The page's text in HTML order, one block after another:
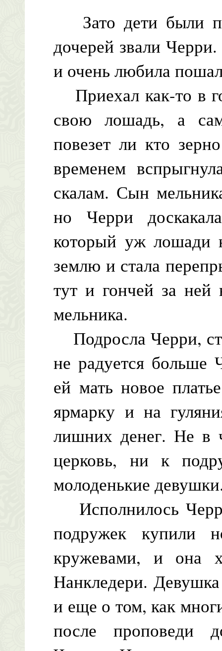
Зато дети были
дочерей звали
и очень любила
Приехал как-то в
свою лошадь, а сам
повезет ли кто
временем
скалам. Сын
но Черри
который уж лошади
землю и стала
тут и гончей за ней
мельника.
Подросла Черри,
не радуется больше
ей мать новое
ярмарку и на
лишних денег. Не в
церковь, ни к
молоденькие
Исполнилось
подружек купили
кружевами, и она
Нанкледери.
и еще о том, как
после проповеди